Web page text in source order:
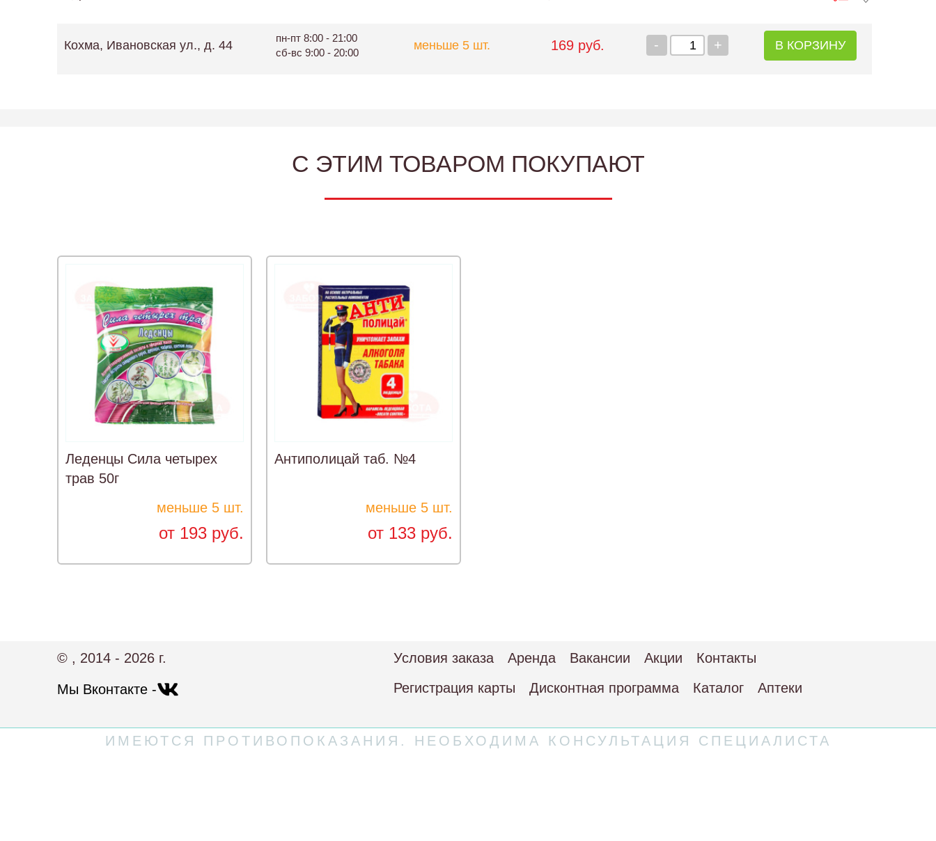
Кохма, Ивановская ул., д. 44
пн-пт 8:00 - 21:00
сб-вс 9:00 - 20:00
меньше 5 шт. 169 руб. +
- В КОРЗИНУ
C ЭТИМ ТОВАРОМ ПОКУПАЮТ
Леденцы Сила четырех
трав 50г
меньше 5 шт.
от 193 руб.
Антиполицай таб. №4
меньше 5 шт.
от 133 руб.
© , 2014 - 2026 г.
Мы Вконтакте -
Условия заказа Аренда Вакансии Акции
Контакты
Регистрация карты
Дисконтная программа Каталог Аптеки
ИМЕЮТСЯ ПРОТИВОПОКАЗАНИЯ. НЕОБХОДИМА КОНСУЛЬТАЦИЯ СПЕЦИАЛИСТА